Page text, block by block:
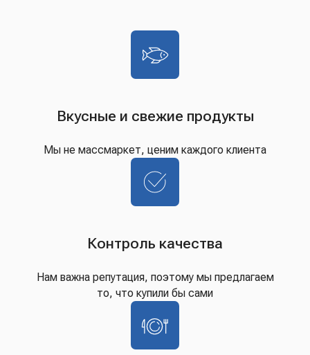
Вкусные и свежие продукты
Мы не массмаркет, ценим каждого клиента
Контроль качества
Нам важна репутация, поэтому мы предлагаем
то, что купили бы сами